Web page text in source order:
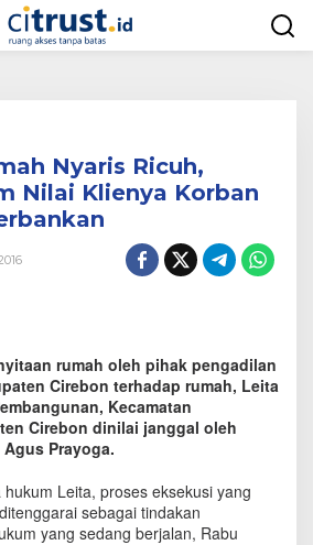
Nyaris Ricuh,
Nilai Klienya Korban
rumah oleh pihak pengadilan
Cirebon terhadap rumah, Leita
Kecamatan
Cirebon dinilai janggal oleh
Prayoga.
Leita, proses eksekusi yang
sebagai tindakan
yang sedang berjalan, Rabu